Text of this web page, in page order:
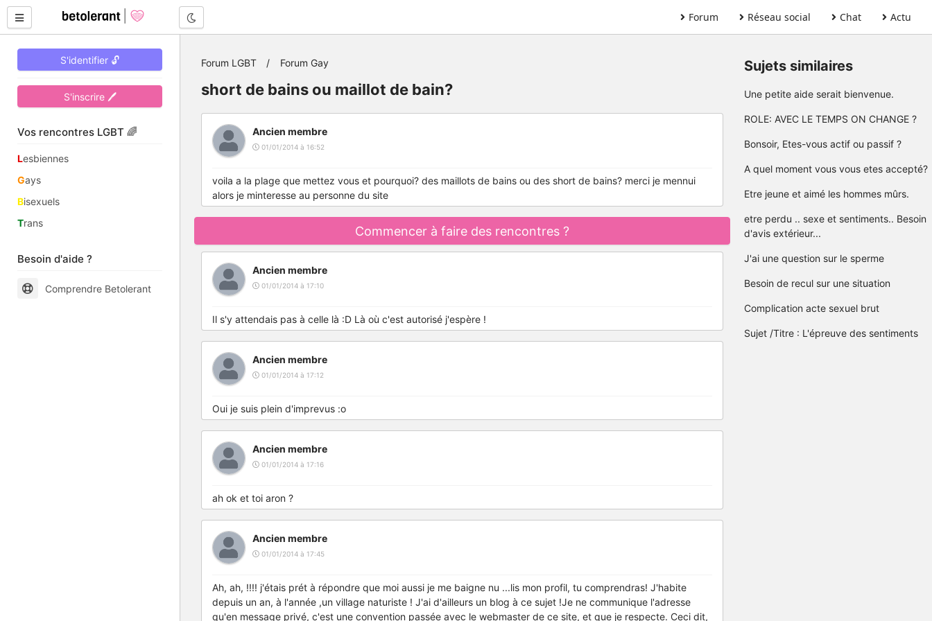
Forum Réseau social Chat Actu
S'identifier 🔓
S'inscrire 🖊
Vos rencontres LGBT 🌈
Lesbiennes
Gays
Bisexuels
Trans
Besoin d'aide ?
Comprendre Betolerant
Forum LGBT Forum Gay
short de bains ou maillot de bain?
Ancien membre
01/01/2014 à 16:52
voila a la plage que mettez vous et pourquoi? des maillots de bains ou des short de bains? merci je mennui
alors je minteresse au personne du site
Commencer à faire des rencontres ?
Ancien membre
01/01/2014 à 17:10
Il s'y attendais pas à celle là :D Là où c'est autorisé j'espère !
Ancien membre
01/01/2014 à 17:12
Oui je suis plein d'imprevus :o
Ancien membre
01/01/2014 à 17:16
ah ok et toi aron ?
Ancien membre
01/01/2014 à 17:45
Ah, ah, !!!! j'étais prét à répondre que moi aussi je me baigne nu ...lis mon profil, tu comprendras! J'habite
depuis un an, à l'année ,un village naturiste ! J'ai d'ailleurs un blog à ce sujet !Je ne communique l'adresse
qu'en message privé, c'est une convention passée avec le webmaster de ce site, et que je respecte. Ceci dit,
Sujets similaires
Une petite aide serait bienvenue.
ROLE: AVEC LE TEMPS ON CHANGE ?
Bonsoir, Etes-vous actif ou passif ?
A quel moment vous vous etes accepté?
Etre jeune et aimé les hommes mûrs.
etre perdu .. sexe et sentiments.. Besoin
d'avis extérieur...
J'ai une question sur le sperme
Besoin de recul sur une situation
Complication acte sexuel brut
Sujet /Titre : L'épreuve des sentiments